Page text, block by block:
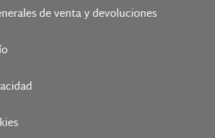
de venta y devoluciones